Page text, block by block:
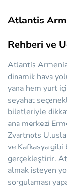
Atlantis
Rehberi ve
Atlantis
dinamik hava
yana hem yurt
seyahat
biletleriyle
ana merkezi
Zvartnots
ve Kafkasya
gerçekleştirir.
almak isteyen
sorgulaması